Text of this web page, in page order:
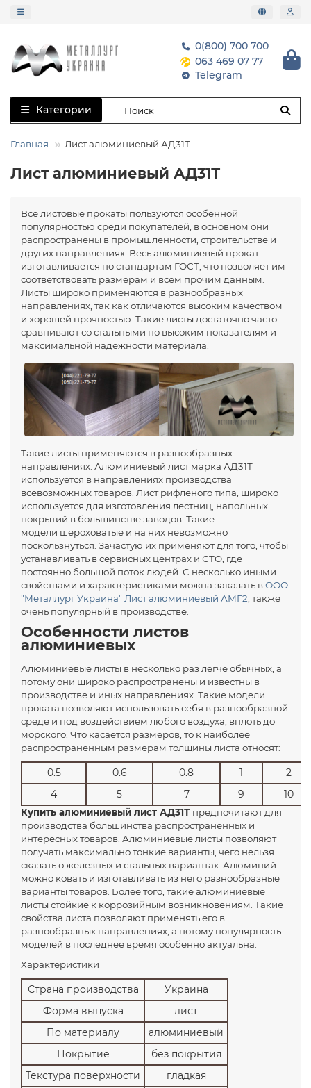
0(800) 700 700
063 469 07 77
Telegram
Категории
Главная Лист алюминиевый АД31Т
Лист алюминиевый АД31Т
Все листовые прокаты пользуются особенной
популярностью среди покупателей, в основном они
распространены в промышленности, строительстве и
других направлениях. Весь алюминиевый прокат
изготавливается по стандартам ГОСТ, что позволяет им
соответствовать размерам и всем прочим данным.
Листы широко применяются в разнообразных
направлениях, так как отличаются высоким качеством
и хорошей прочностью. Такие листы достаточно часто
сравнивают со стальными по высоким показателям и
максимальной надежности материала.
Такие листы применяются в разнообразных
направлениях. Алюминиевый лист марка АД31Т
используется в направлениях производства
всевозможных товаров. Лист рифленого типа, широко
используется для изготовления лестниц, напольных
покрытий в большинстве заводов. Такие
модели шероховатые и на них невозможно
поскользнуться. Зачастую их применяют для того, чтобы
устанавливать в сервисных центрах и СТО, где
постоянно большой поток людей. С несколько иными
свойствами и характеристиками можна заказать вООО
"Металлург Украина" Лист алюминиевый АМГ2 , также
очень популярный в производстве.
Особенности листов
алюминиевых
Алюминиевые листы в несколько раз легче обычных, а
потому они широко распространены и известны в
производстве и иных направлениях. Такие модели
проката позволяют использовать себя в разнообразной
среде и под воздействием любого воздуха, вплоть до
морского. Что касается размеров, то к наиболее
распространенным размерам толщины листа относят:
0.5 0.6 0.8 1
2
4
5 7 9 10
Купить алюминиевый лист АД31Т предпочитают для
производства большинства распространенных и
интересных товаров. Алюминиевые листы позволяют
получать максимально тонкие варианты, чего нельзя
сказать о железных и стальных вариантах. Алюминий
можно ковать и изготавливать из него разнообразные
варианты товаров. Более того, такие алюминиевые
листы стойкие к коррозийным возникновениям. Такие
свойства листа позволяют применять его в
разнообразных направлениях, а потому популярность
моделей в последнее время особенно актуальна.
Характеристики
Страна производства
Украина
Форма выпуска
лист
По материалу
алюминиевый
Покрытие
без покрытия
Текстура поверхности
гладкая